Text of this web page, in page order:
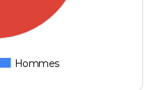
Hommes